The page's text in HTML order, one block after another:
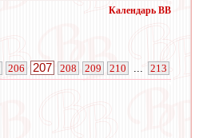
Календарь ВВ
206 207 208 209 210 213